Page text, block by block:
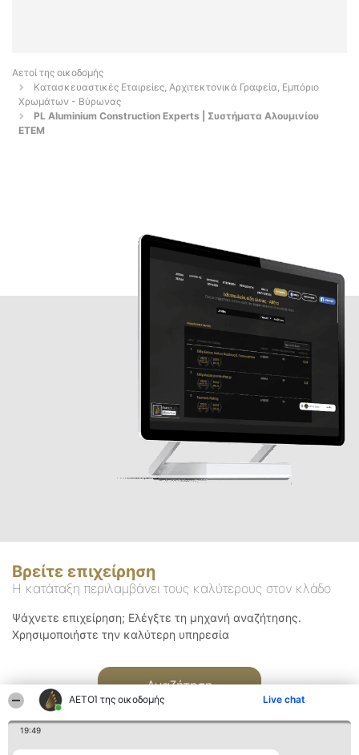
ΑΕΤΟΊ της οικοδομής Live chat
19:49
Αετοί της οικοδομής
Κατασκευαστικές Εταιρείες, Αρχιτεκτονικά Γραφεία, Εμπόριο
Χρωμάτων - Βύρωνας
PL Aluminium Construction Experts | Συστήματα Αλουμινίου
ETEM
Βρείτε επιχείρηση
Η κατάταξη περιλαμβάνει τους καλύτερους στον κλάδο
Ψάχνετε επιχείρηση; Ελέγξτε τη μηχανή αναζήτησης.
Χρησιμοποιήστε την καλύτερη υπηρεσία
Αναζήτηση